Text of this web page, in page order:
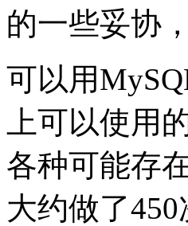
的一些妥协
可以用
上可以使用
各种可能存
大约做了450